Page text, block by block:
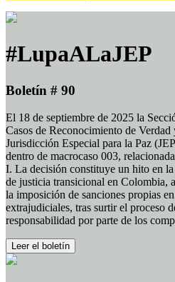
#LupaALaJEP
Boletín # 90
El 18 de septiembre de 2025 la
Casos de Reconocimiento de
Jurisdicción Especial para la Paz
dentro de macrocaso 003,
I. La decisión constituye un hito en
de justicia transicional en Colombia,
la imposición de sanciones propias
extrajudiciales, tras surtir el proceso
responsabilidad por parte de los
Leer el boletín